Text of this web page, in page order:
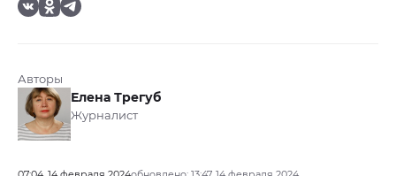
Авторы
Елена Трегуб
Журналист